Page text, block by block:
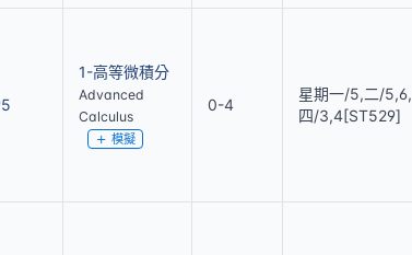
1-高等微積分
Advanced
Calculus
模擬
0-4
星期一/5,二/5,6,
四/3,4[ST529]